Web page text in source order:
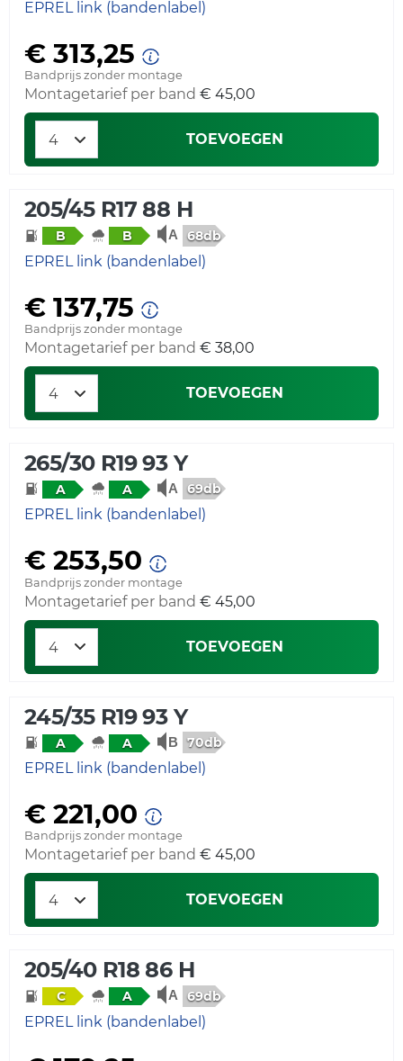
EPREL link (bandenlabel)
€ 313,25
Bandprijs zonder montage
Montagetarief per band € 45,00
TOEVOEGEN
205/45 R17 88 H
B B 68db
EPREL link (bandenlabel)
€ 137,75
Bandprijs zonder montage
Montagetarief per band € 38,00
TOEVOEGEN
265/30 R19 93 Y
A A 69db
EPREL link (bandenlabel)
€ 253,50
Bandprijs zonder montage
Montagetarief per band € 45,00
TOEVOEGEN
245/35 R19 93 Y
A A 70db
EPREL link (bandenlabel)
€ 221,00
Bandprijs zonder montage
Montagetarief per band € 45,00
TOEVOEGEN
205/40 R18 86 H
C A 69db
EPREL link (bandenlabel)